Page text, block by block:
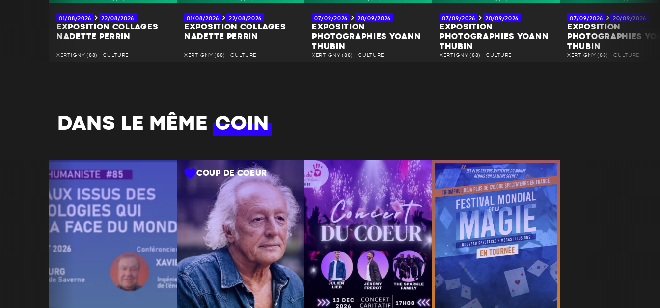
01/08/2026 22/08/2026
EXPOSITION COLLAGES
NADETTE PERRIN
XERTIGNY (88) • CULTURE
01/08/2026 22/08/2026
EXPOSITION COLLAGES
NADETTE PERRIN
XERTIGNY (88) • CULTURE
07/09/2026 20/09/2026
EXPOSITION
PHOTOGRAPHIES YOANN
THUBIN
XERTIGNY (88) • CULTURE
07/09/2026 20/09/2026
EXPOSITION
PHOTOGRAPHIES YOANN
THUBIN
XERTIGNY (88) • CULTURE
07/09/2026 20/09/2026
EXPOSITION
PHOTOGRAPHIES
THUBIN
XERTIGNY (88) • CULTURE
DANS LE MÊMECOIN
COUP DE COEUR